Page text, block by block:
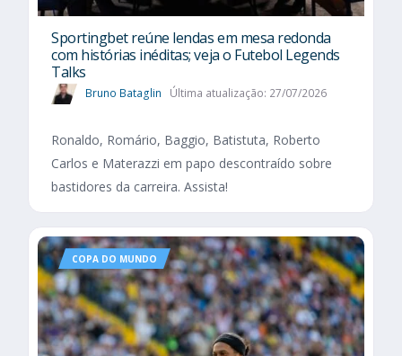
Sportingbet reúne lendas em mesa redonda
com histórias inéditas; veja o Futebol Legends
Talks
Bruno Bataglin Última atualização: 27/07/2026
Ronaldo, Romário, Baggio, Batistuta, Roberto
Carlos e Materazzi em papo descontraído sobre
bastidores da carreira. Assista!
COPA DO MUNDO